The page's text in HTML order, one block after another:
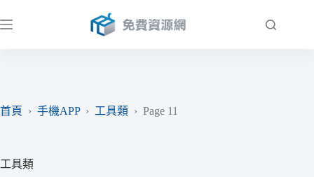
至
首頁
› 手機APP› 工具類 › Page 11
工具類